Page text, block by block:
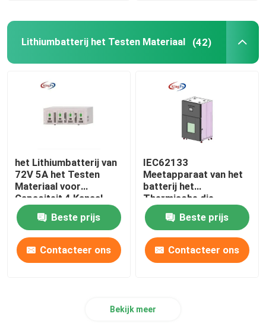
Testmaten
Lithiumbatterij het Testen Materiaal (42)
het Lithiumbatterij van
72V 5A het Testen
Materiaal voor
Capaciteit 4 Kanaal
Beste prijs
Contacteer ons
IEC62133
Meetapparaat van het
batterij het
Thermische die
Misbruik met
Universeel Wiel wordt
geïnstalleerd
Beste prijs
Contacteer ons
Bekijk meer